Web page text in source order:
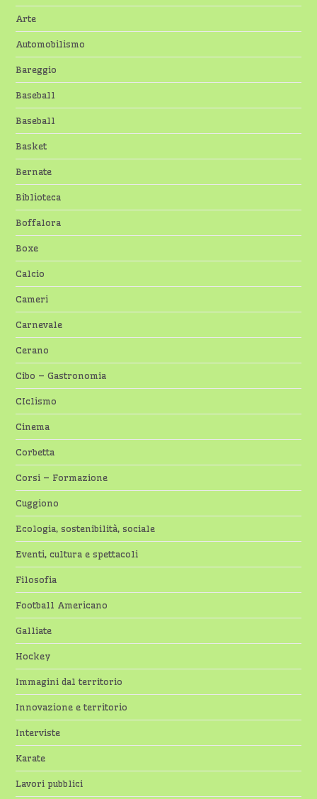
Arte
Automobilismo
Bareggio
Baseball
Baseball
Basket
Bernate
Biblioteca
Boffalora
Boxe
Calcio
Cameri
Carnevale
Cerano
Cibo – Gastronomia
CIclismo
Cinema
Corbetta
Corsi – Formazione
Cuggiono
Ecologia, sostenibilità, sociale
Eventi, cultura e spettacoli
Filosofia
Football Americano
Galliate
Hockey
Immagini dal territorio
Innovazione e territorio
Interviste
Karate
Lavori pubblici